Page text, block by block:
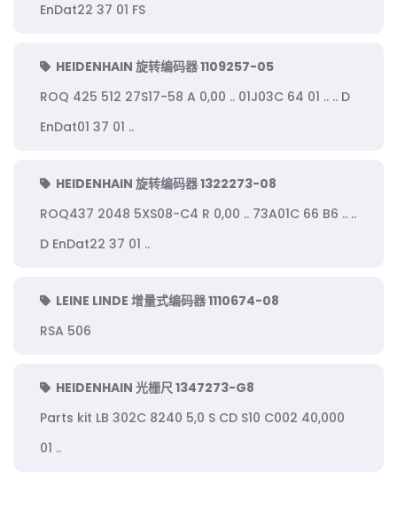
EnDat22 37 01 FS
HEIDENHAIN 旋转编码器 1109257-05
ROQ 425 512 27S17-58 A 0,00 .. 01J03C 64 01 .. .. D
EnDat01 37 01 ..
HEIDENHAIN 旋转编码器 1322273-08
ROQ437 2048 5XS08-C4 R 0,00 .. 73A01C 66 B6 .. ..
D EnDat22 37 01 ..
LEINE LINDE 增量式编码器 1110674-08
RSA 506
HEIDENHAIN 光栅尺 1347273-G8
Parts kit LB 302C 8240 5,0 S CD S10 C002 40,000
01 ..